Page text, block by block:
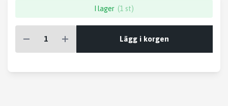
I lager (1 st)
Lägg i korgen